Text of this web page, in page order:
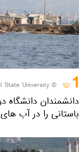
1
/12
© Photo /
State University
دانشمندان دانشگاه
باستانی را در آب